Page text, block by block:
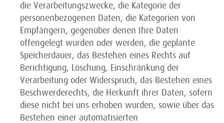
die Verarbeitungszwecke, die Kategorie der
personenbezogenen Daten, die Kategorien von
Empfängern, gegenüber denen Ihre Daten
offengelegt wurden oder werden, die geplante
Speicherdauer, das Bestehen eines Rechts auf
Berichtigung, Löschung, Einschränkung der
Verarbeitung oder Widerspruch, das Bestehen eines
Beschwerderechts, die Herkunft ihrer Daten, sofern
diese nicht bei uns erhoben wurden, sowie über das
Bestehen einer automatisierten